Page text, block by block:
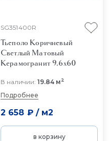
SG351400R
Тьеполо Коричневый
Светлый Матовый
Керамогранит 9.6x60
В наличии: 19.84 м2
Подробнее
2 658 ₽/ м2
в корзину